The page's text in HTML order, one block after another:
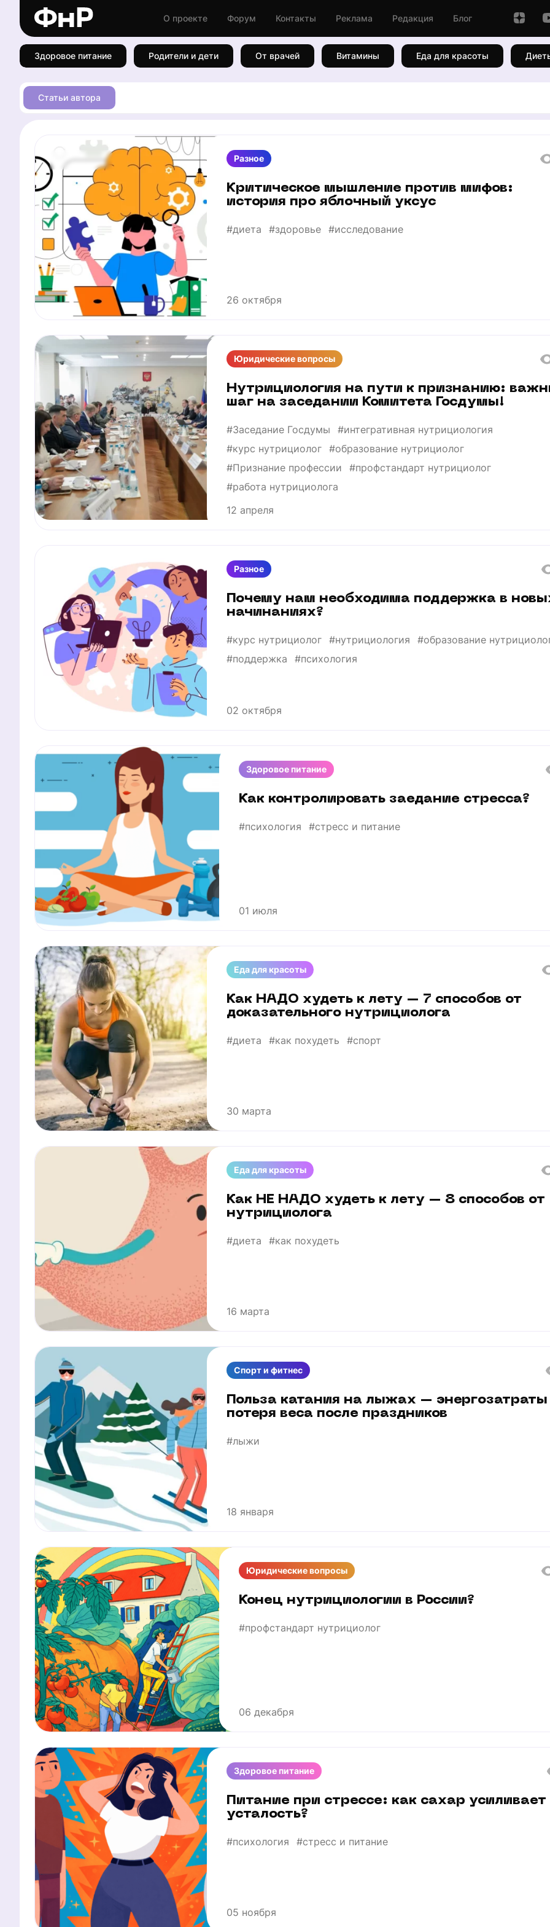
О проекте Форум Контакты Реклама Редакция Блог
Здоровое питание Родители и дети От врачей Витамины Еда для красоты
Статьи автора
Разное
Критическое мышление против мифов:
история про яблочный уксус
#диета #здоровье #исследование
26 октября
Юридические вопросы
Нутрициология на пути к признанию:
шаг на заседании Комитета Госдумы!
#Заседание Госдумы
#интегративная нутрициология
#курс нутрициолог #образование нутрициолог
#Признание профессии
#профстандарт нутрициолог
#работа нутрициолога
12 апреля
Разное
Почему нам необходима поддержка в
начинаниях?
#курс нутрициолог #нутрициология
#образование
#поддержка
#психология
02 октября
Здоровое питание
Как контролировать заедание стресса?
#психология #стресс и питание
01 июля
Еда для красоты
Как НАДО худеть к лету – 7 способов от
доказательного нутрициолога
#диета #как похудеть #спорт
30 марта
Еда для красоты
Как НЕ НАДО худеть к лету – 8 способов от
нутрициолога
#диета #как похудеть
16 марта
Спорт и фитнес
Польза катания на лыжах – энергозатраты
потеря веса после праздников
#лыжи
18 января
Юридические вопросы
Конец нутрициологии в России?
#профстандарт нутрициолог
06 декабря
Здоровое питание
Питание при стрессе: как сахар усиливает
усталость?
#психология #стресс и питание
05 ноября